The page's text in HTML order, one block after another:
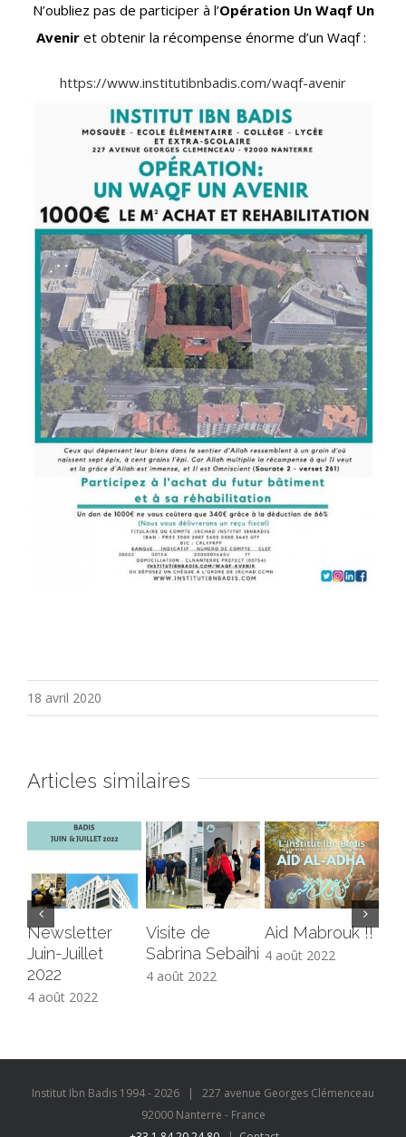
N’oubliez pas de participer à l’Opération Un Waqf Un
Avenir et obtenir la récompense énorme d’un Waqf :
https://www.institutibnbadis.com/waqf-avenir
18 avril 2020
Articles similaires
Newsletter
Juin-Juillet
2022
4 août 2022
Visite de
Sabrina Sebaihi
4 août 2022
Aid Mabrouk !!
4 août 2022
Institut Ibn Badis 1994 -2026 | 227 avenue Georges Clémenceau
92000 Nanterre - France